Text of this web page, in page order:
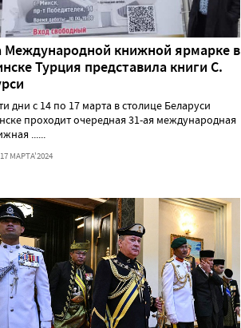
Международной книжной ярмарке в
Турция представила книги С.
дни с 14 по 17 марта в столице Беларуси
проходит очередная 31-ая международная
......
17 МАРТА'2024